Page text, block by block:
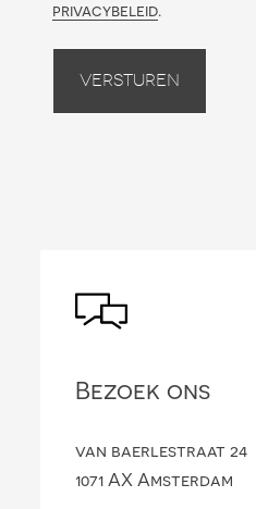
privacybeleid.
Versturen
Bezoek ons
van baerlestraat 24
1071 AX Amsterdam